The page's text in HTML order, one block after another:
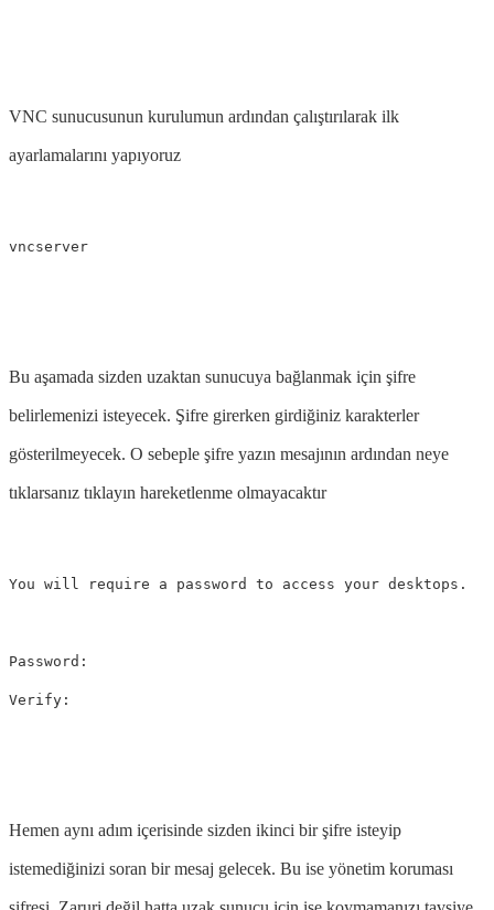
VNC sunucusunun kurulumun ardından çalıştırılarak ilk
ayarlamalarını yapıyoruz
Bu aşamada sizden uzaktan sunucuya bağlanmak için şifre
belirlemenizi isteyecek. Şifre girerken girdiğiniz karakterler
gösterilmeyecek. O sebeple şifre yazın mesajının ardından neye
tıklarsanız tıklayın hareketlenme olmayacaktır
You will require a password to access your desktops.
Password:
Hemen aynı adım içerisinde sizden ikinci bir şifre isteyip
istemediğinizi soran bir mesaj gelecek. Bu ise yönetim koruması